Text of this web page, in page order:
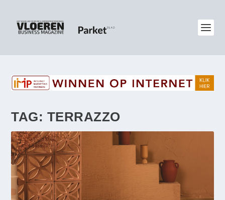
TAG: TERRAZZO